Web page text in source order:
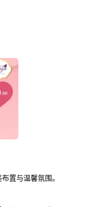
置与温馨氛围。